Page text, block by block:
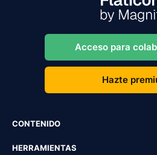
Acceso para
Hazte
CONTENIDO
HERRAMIENTAS